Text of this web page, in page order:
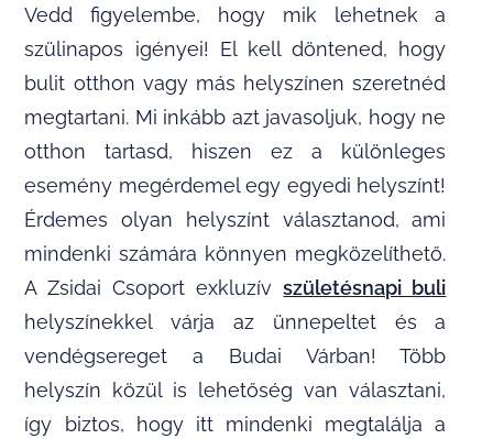
Vedd figyelembe, hogy mik lehetnek a
szülinapos igényei! El kell döntened, hogy
bulit otthon vagy más helyszínen szeretnéd
megtartani. Mi inkább azt javasoljuk, hogy ne
otthon tartasd, hiszen ez a különleges
esemény megérdemel egy egyedi helyszínt!
Érdemes olyan helyszínt választanod, ami
mindenki számára könnyen megközelíthető.
A Zsidai Csoport exkluzívszületésnapi buli
helyszínekkel várja az ünnepeltet és a
vendégsereget a Budai Várban! Több
helyszín közül is lehetőség van választani,
így biztos, hogy itt mindenki megtalálja a